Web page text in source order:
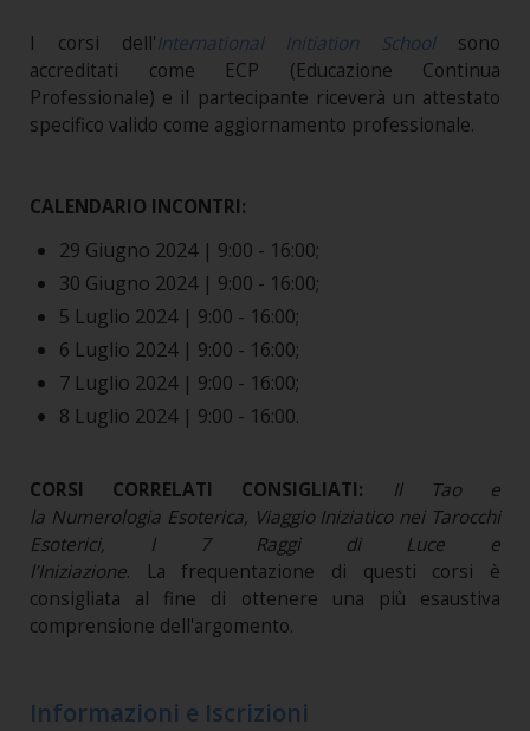
I corsi dell'International Initiation Schoolsono
accreditati come ECP (Educazione Continua
Professionale) e il partecipante riceverà un attestato
specifico valido come aggiornamento professionale.
CALENDARIO INCONTRI:
29 Giugno 2024 | 9:00 - 16:00;
30 Giugno 2024 | 9:00 - 16:00;
5 Luglio 2024 | 9:00 - 16:00;
6 Luglio 2024 | 9:00 - 16:00;
7 Luglio 2024 | 9:00 - 16:00;
8 Luglio 2024 | 9:00 - 16:00.
CORSI CORRELATI CONSIGLIATI:
Il Tao e
la Numerologia Esoterica, Viaggio Iniziatico nei Tarocchi
Esoterici, I 7 Raggi di Luce e
l’Iniziazione. La frequentazione di questi corsi è
consigliata al fine di ottenere una più esaustiva
comprensione dell'argomento.
Informazioni e Iscrizioni